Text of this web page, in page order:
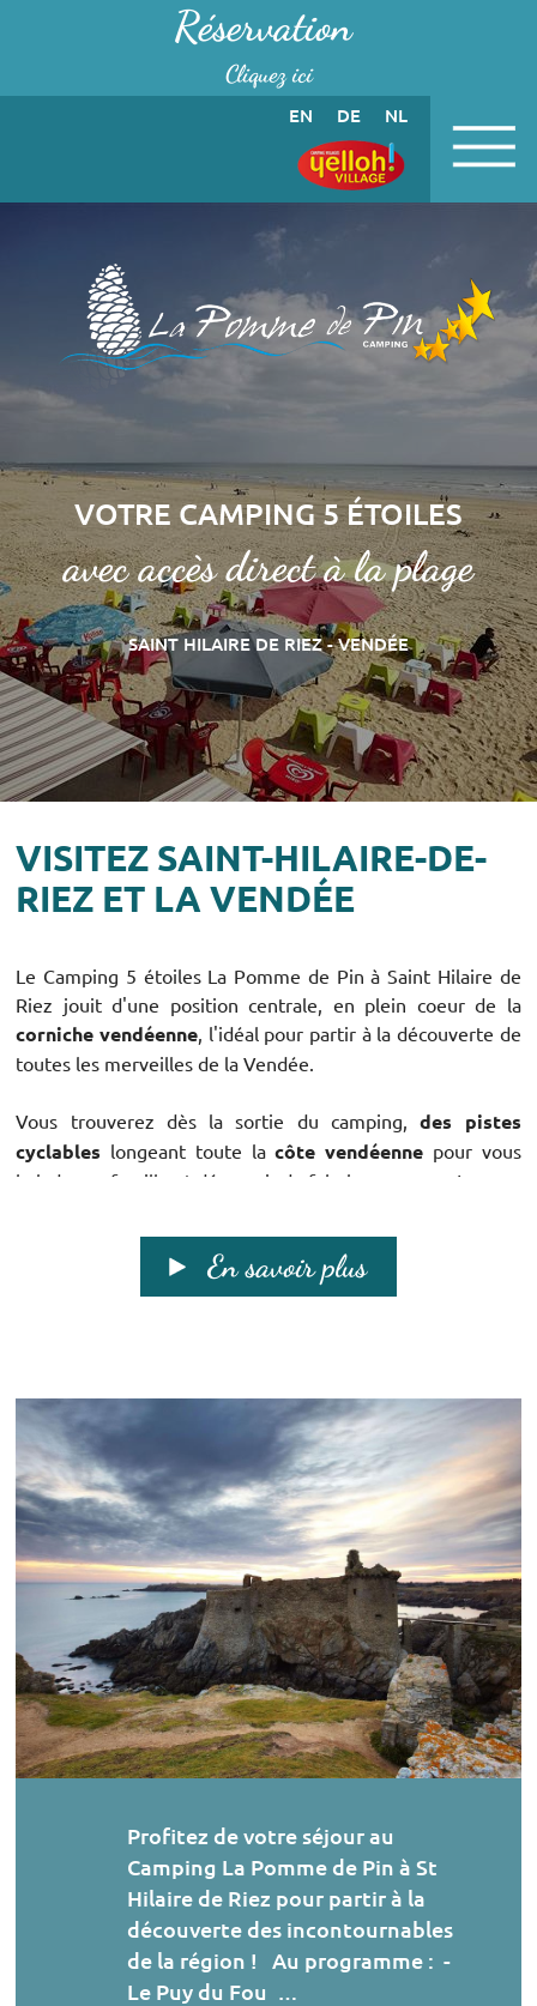
Panneau de gestion des cookiesRéservation
Cliquez ici
EN DE NL
VOTRE CAMPING 5 ÉTOILES
avec accès direct à la plage
SAINT HILAIRE DE RIEZ - VENDÉE
VISITEZ SAINT-HILAIRE-DE-
RIEZ ET LA VENDÉE
Le Camping 5 étoiles La Pomme de Pin à Saint Hilaire de
Riez jouit d'une position centrale, en plein coeur de la
corniche vendéenne, l'idéal pour partir à la découverte de
toutes les merveilles de la Vendée.
Vous trouverez dès la sortie du camping, des pistes
cyclables longeant toute lacôte vendéenne pour vous
balader en famille et découvrir de fabuleux paysage!
La Vendée est une région riche tant
au niveau culturel que naturel...
En savoir plus
Profitez de votre séjour au
Camping La Pomme de Pin à St
Hilaire de Riez pour partir à la
découverte des incontournables
de la région ! Au programme : -
Le Puy du Fou …